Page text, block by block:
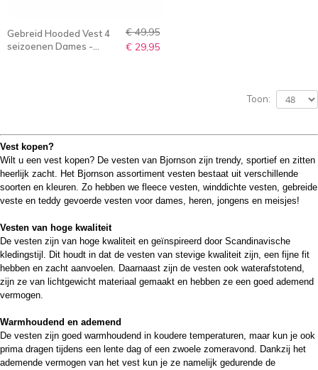
Gebreid Hooded Vest 4
seizoenen Dames -
€ 49,95
€ 29,95
Toon:
Vest kopen?
Wilt u een vest kopen? De vesten van Bjornson zijn trendy, sportief en zitten
heerlijk zacht. Het Bjornson assortiment vesten bestaat uit verschillende
soorten en kleuren. Zo hebben we fleece vesten, winddichte vesten, gebreide
veste en teddy gevoerde vesten voor dames, heren, jongens en meisjes!
Vesten van hoge kwaliteit
De vesten zijn van hoge kwaliteit en geïnspireerd door Scandinavische
kledingstijl. Dit houdt in dat de vesten van stevige kwaliteit zijn, een fijne fit
hebben en zacht aanvoelen. Daarnaast zijn de vesten ook waterafstotend,
zijn ze van lichtgewicht materiaal gemaakt en hebben ze een goed ademend
vermogen.
Warmhoudend en ademend
De vesten zijn goed warmhoudend in koudere temperaturen, maar kun je ook
prima dragen tijdens een lente dag of een zwoele zomeravond. Dankzij het
ademende vermogen van het vest kun je ze namelijk gedurende de